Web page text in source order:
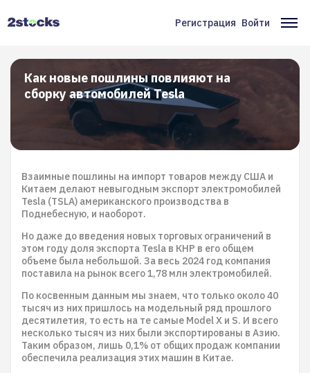
Меню
учётной
записи
пользователя
Регистрация Войти
Как новые пошлины повлияют на
сборку автомобилей Tesla
Взаимные пошлины на импорт товаров между США и
Китаем делают невыгодным экспорт электромобилей
Tesla (TSLA) американского производства в
Поднебесную, и наоборот.
Но даже до введения новых торговых ограничений в
этом году доля экспорта Tesla в КНР в его общем
объеме была небольшой. За весь 2024 год компания
поставила на рынок всего 1,78 млн электромобилей.
По косвенным данным мы знаем, что только около 40
тысяч из них пришлось на модельный ряд прошлого
десятилетия, то есть на те самые Model X и S. И всего
несколько тысяч из них были экспортированы в Азию.
Таким образом, лишь 0,1% от общих продаж компании
обеспечила реализация этих машин в Китае.